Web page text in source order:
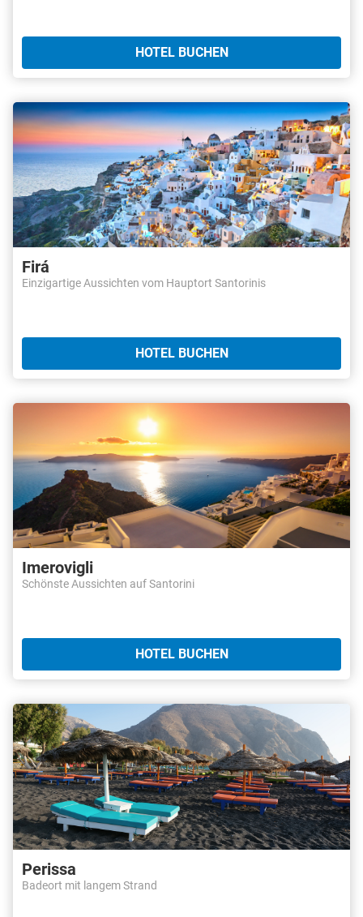
HOTEL BUCHEN
Firá
Einzigartige Aussichten vom Hauptort Santorinis
HOTEL BUCHEN
Imerovigli
Schönste Aussichten auf Santorini
HOTEL BUCHEN
Perissa
Badeort mit langem Strand